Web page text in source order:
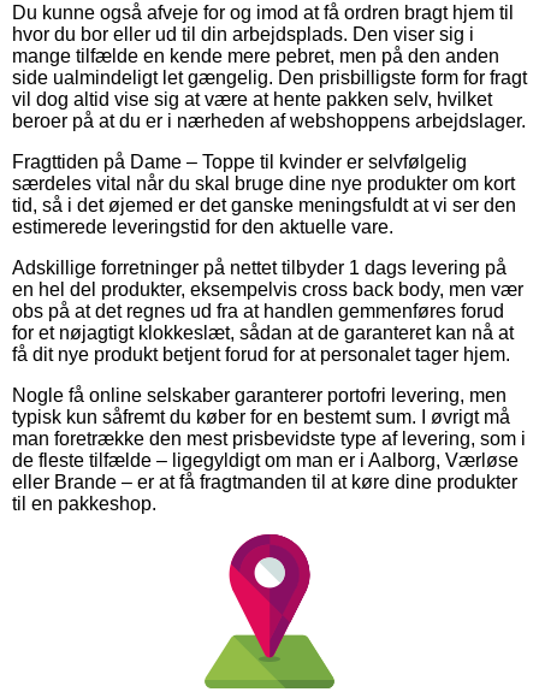
Du kunne også afveje for og imod at få ordren bragt hjem til
hvor du bor eller ud til din arbejdsplads. Den viser sig i
mange tilfælde en kende mere pebret, men på den anden
side ualmindeligt let gængelig. Den prisbilligste form for fragt
vil dog altid vise sig at være at hente pakken selv, hvilket
beroer på at du er i nærheden af webshoppens arbejdslager.
Fragttiden på Dame – Toppe til kvinder er selvfølgelig
særdeles vital når du skal bruge dine nye produkter om kort
tid, så i det øjemed er det ganske meningsfuldt at vi ser den
estimerede leveringstid for den aktuelle vare.
Adskillige forretninger på nettet tilbyder 1 dags levering på
en hel del produkter, eksempelvis cross back body, men vær
obs på at det regnes ud fra at handlen gemmenføres forud
for et nøjagtigt klokkeslæt, sådan at de garanteret kan nå at
få dit nye produkt betjent forud for at personalet tager hjem.
Nogle få online selskaber garanterer portofri levering, men
typisk kun såfremt du køber for en bestemt sum. I øvrigt må
man foretrække den mest prisbevidste type af levering, som i
de fleste tilfælde – ligegyldigt om man er i Aalborg, Værløse
eller Brande – er at få fragtmanden til at køre dine produkter
til en pakkeshop.